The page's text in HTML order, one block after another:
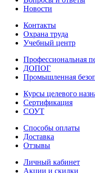
Новости
Контакты
Охрана труда
Учебный центр
Профессиональная
ДОПОГ
Промышленная
Курсы целевого
Сертификация
СОУТ
Способы оплаты
Доставка
Отзывы
Личный кабинет
Акции и скидки